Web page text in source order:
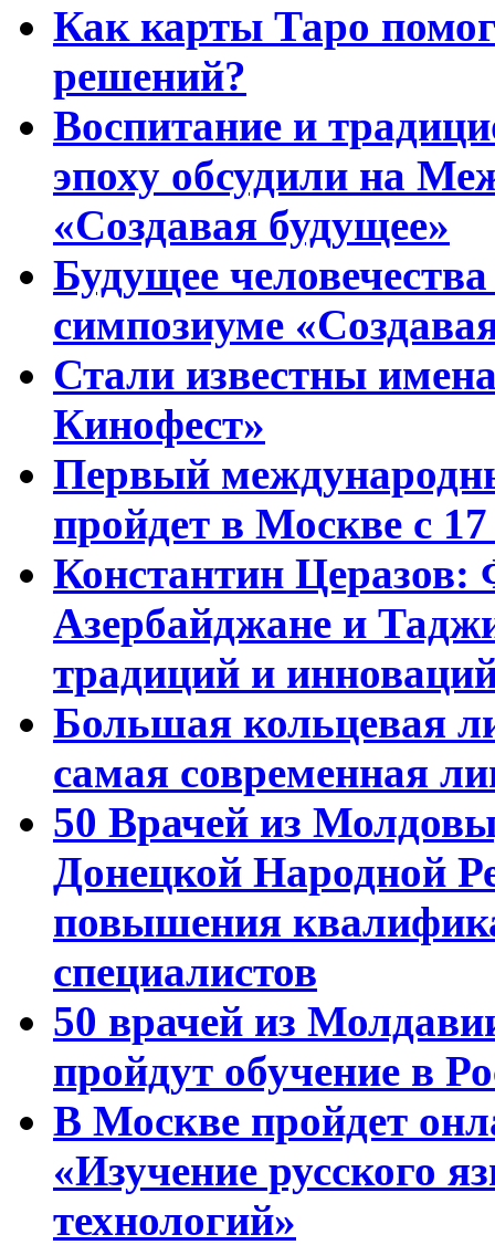
Как карты Таро
решений?
Воспитание и
эпоху обсудили на
«Создавая будущее»
Будущее
симпозиуме
Стали известны
Кинофест»
Первый
пройдет в Москве с
Константин Церазов:
Азербайджане и
традиций и
Большая кольцевая
самая современная
50 Врачей из
Донецкой Народной
повышения
специалистов
50 врачей из
пройдут обучение в
В Москве пройдет
«Изучение русского
технологий»